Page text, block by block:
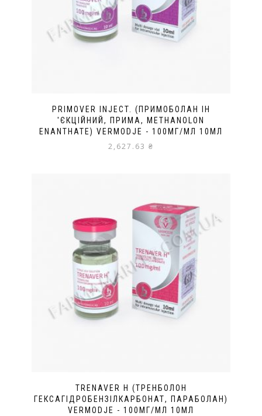
PRIMOVER INJECT. (ПРИМОБОЛАН ІН
'ЄКЦІЙНИЙ, ПРИМА, METHANOLON
ENANTHATE) VERMODJE - 100МГ/МЛ 10МЛ
2,627.63 ₴
TRENAVER H (ТРЕНБОЛОН
ГЕКСАГІДРОБЕНЗІЛКАРБОНАТ, ПАРАБОЛАН)
VERMODJE - 100МГ/МЛ 10МЛ